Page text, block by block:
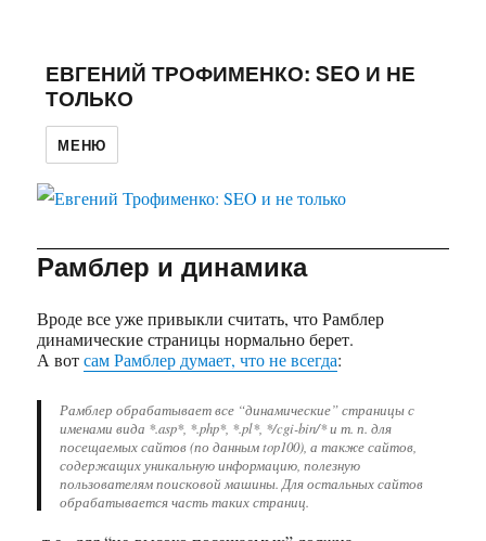
ЕВГЕНИЙ ТРОФИМЕНКО: SEO И НЕ
ТОЛЬКО
МЕНЮ
Рамблер и динамика
Вроде все уже привыкли считать, что Рамблер
динамические страницы нормально берет.
А вотсам Рамблер думает, что не всегда:
Рамблер обрабатывает все “динамические” страницы с
именами вида *.asp*, *.php*, *.pl*, */cgi-bin/* и т. п. для
посещаемых сайтов (по данным top100), а также сайтов,
содержащих уникальную информацию, полезную
пользователям поисковой машины. Для остальных сайтов
обрабатывается часть таких страниц.